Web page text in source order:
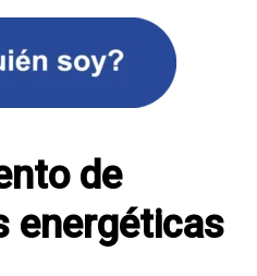
de
energéticas